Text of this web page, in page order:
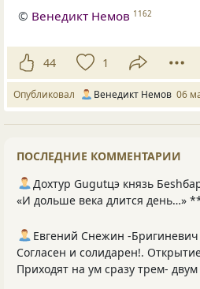
© Венедикт Немов 1162
44 1
Опубликовал Венедикт Немов 06
ПОСЛЕДНИЕ КОММЕНТАРИИ
Дохтур Gugutцэ князь
«И дольше века длится день…»
Евгений Снежин -Бригиневич
Согласен и солидарен!.
Приходят на ум сразу трем-